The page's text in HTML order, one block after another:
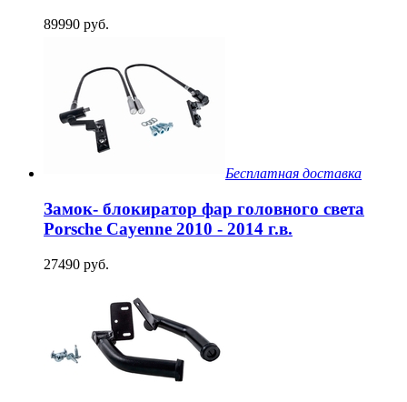
89990 руб.
Бесплатная доставка
Замок- блокиратор фар головного света
Porsche Cayenne 2010 - 2014 г.в.
27490 руб.